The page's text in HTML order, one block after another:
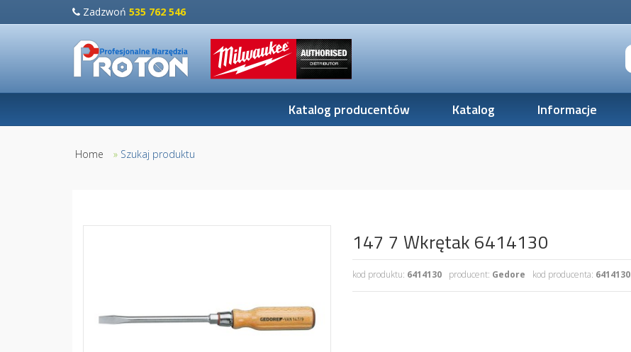
Zadzwoń 535 762 546
Katalog producentów Katalog Informacje
Home » Szukaj produktu
147 7 Wkrętak 6414130
kod produktu: 6414130 producent: Gedore kod producenta: 6414130